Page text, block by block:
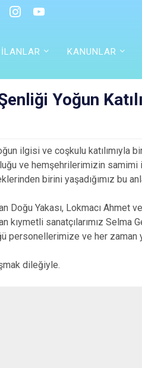
İLANLAR KANUNLAR
Yoğun
ilgisi ve coşkulu katılımıyla
ve hemşehrilerimizin
birini yaşadığımız bu
Yakası, Lokmacı Ahmet
sanatçılarımız Selma
ve her zaman
dileğiyle.